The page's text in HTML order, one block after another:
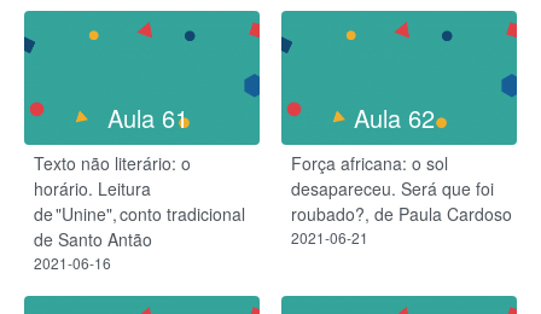
Aula 61
Texto não literário: o
horário. Leitura
de "Unine", conto tradicional
de Santo Antão
2021-06-16
Aula 62
Força africana: o sol
desapareceu. Será que foi
roubado?, de Paula Cardoso
2021-06-21